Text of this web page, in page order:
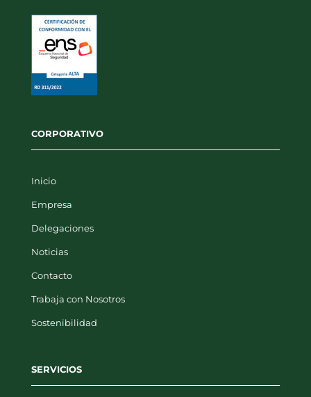
CORPORATIVO
Inicio
Empresa
Delegaciones
Noticias
Contacto
Trabaja con Nosotros
Sostenibilidad
SERVICIOS